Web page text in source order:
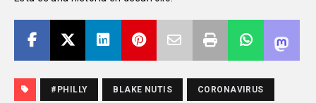
#PHILLY BLAKE NUTIS CORONAVIRUS